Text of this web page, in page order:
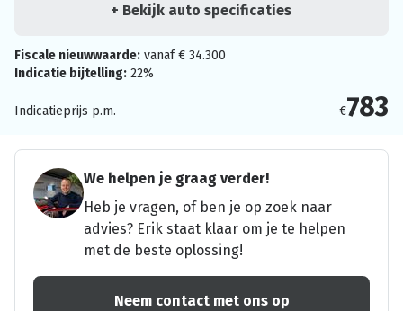
+ Bekijk auto specificaties
Fiscale nieuwwaarde: vanaf € 34.300
Indicatie bijtelling: 22%
Indicatieprijs p.m. €783
We helpen je graag verder!
Heb je vragen, of ben je op zoek naar
advies? Erik staat klaar om je te helpen
met de beste oplossing!
Neem contact met ons op